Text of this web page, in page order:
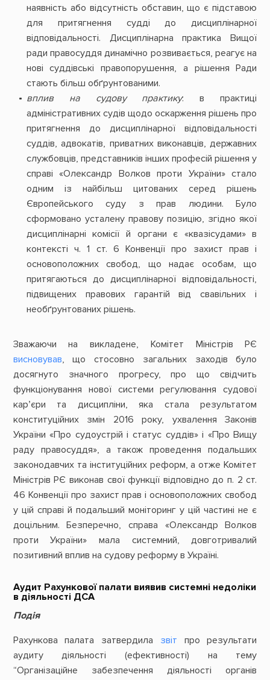
наявність або відсутність обставин, що є підставою
для притягнення судді до дисциплінарної
відповідальності. Дисциплінарна практика Вищої
ради правосуддя динамічно розвивається, реагує на
нові суддівські правопорушення, а рішення Ради
стають більш обґрунтованими.
вплив на судову практику: в практиці
адміністративних судів щодо оскарження рішень про
притягнення до дисциплінарної відповідальності
суддів, адвокатів, приватних виконавців, державних
службовців, представників інших професій рішення у
справі «Олександр Волков проти України» стало
одним із найбільш цитованих серед рішень
Європейського суду з прав людини. Було
сформовано усталену правову позицію, згідно якої
дисциплінарні комісії й органи є «квазісудами» в
контексті ч. 1 ст. 6 Конвенції про захист прав і
основоположних свобод, що надає особам, що
притягаються до дисциплінарної відповідальності,
підвищених правових гарантій від свавільних і
необґрунтованих рішень.
Зважаючи на викладене, Комітет Міністрів РЄ
висновував, що стосовно загальних заходів було
досягнуто значного прогресу, про що свідчить
функціонування нової системи регулювання судової
кар’єри та дисципліни, яка стала результатом
конституційних змін 2016 року, ухвалення Законів
України «Про судоустрій і статус суддів» і «Про Вищу
раду правосуддя», а також проведення подальших
законодавчих та інституційних реформ, а отже Комітет
Міністрів РЄ виконав свої функції відповідно до п. 2 ст.
46 Конвенції про захист прав і основоположних свобод
у цій справі й подальший моніторинг у цій частині не є
доцільним. Безперечно, справа «Олександр Волков
проти України» мала системний, довготривалий
позитивний вплив на судову реформу в Україні.
Аудит Рахункової палати виявив системні недоліки
в діяльності ДСА
Подія
Рахункова палата затвердила звіт про результати
аудиту діяльності (ефективності) на тему
“Організаційне забезпечення діяльності органів